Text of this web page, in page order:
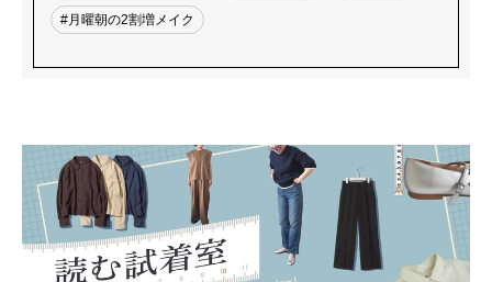
#月曜朝の2割増メイク